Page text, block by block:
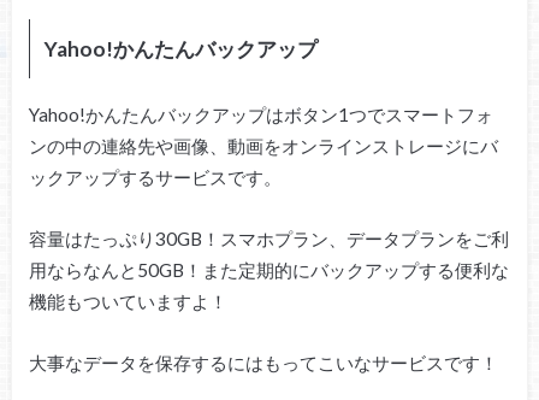
Yahoo!かんたんバックアップ
Yahoo!かんたんバックアップはボタン1つでスマートフォ
ンの中の連絡先や画像、動画をオンラインストレージにバ
ックアップするサービスです。
容量はたっぷり30GB！スマホプラン、データプランをご利
用ならなんと50GB！また定期的にバックアップする便利な
機能もついていますよ！
大事なデータを保存するにはもってこいなサービスです！